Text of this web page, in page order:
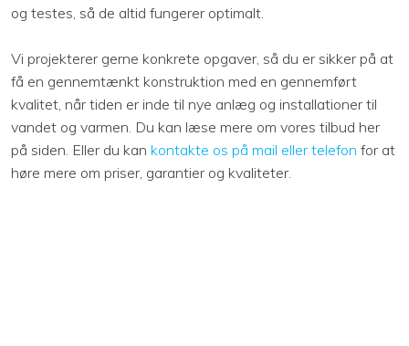
og testes, så de altid fungerer optimalt.
Vi projekterer gerne konkrete opgaver, så du er sikker på at
få en gennemtænkt konstruktion med en gennemført
kvalitet, når tiden er inde til nye anlæg og installationer til
vandet og varmen. Du kan læse mere om vores tilbud her
på siden. Eller du kankontakte os på mail eller telefon for at
høre mere om priser, garantier og kvaliteter.​